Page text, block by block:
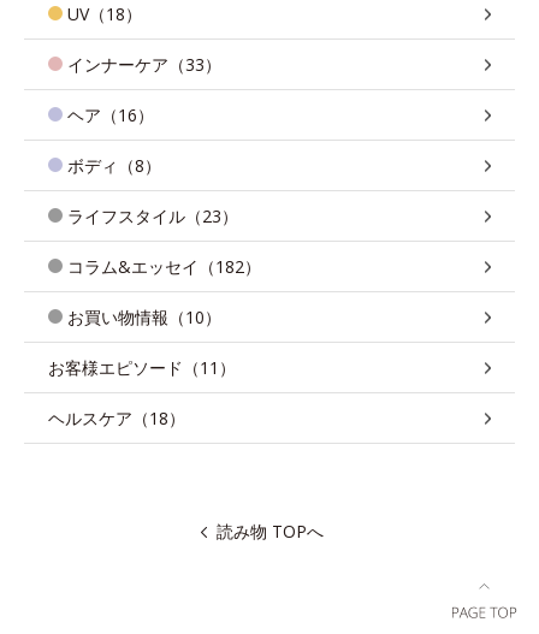
UV（18）
インナーケア（33）
ヘア（16）
ボディ（8）
ライフスタイル（23）
コラム&エッセイ（182）
お買い物情報（10）
お客様エピソード（11）
ヘルスケア（18）
読み物 TOPへ